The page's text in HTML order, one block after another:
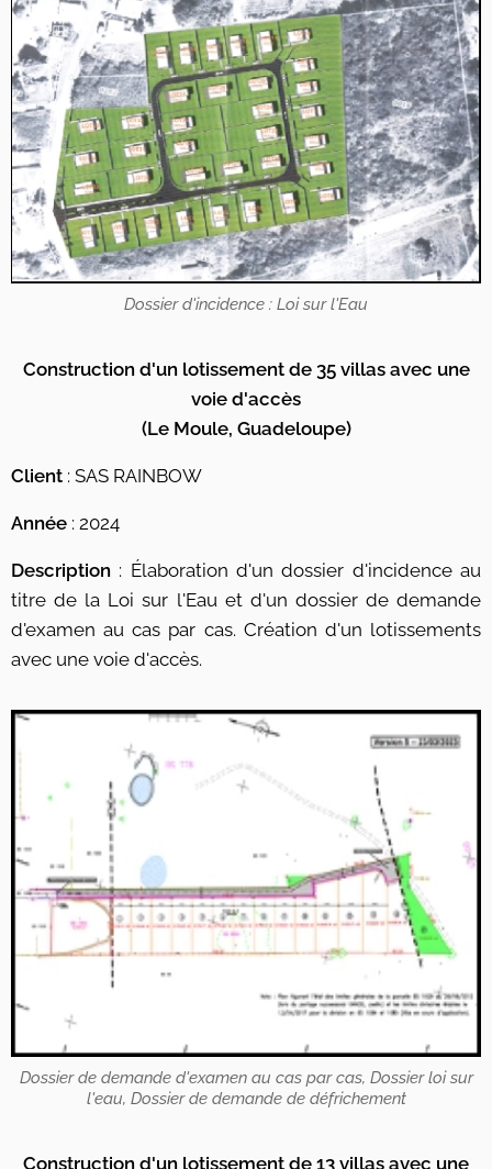
Dossier d'incidence : Loi sur l'Eau
Construction d'un lotissement de 35 villas avec une
voie d'accès
(Le Moule, Guadeloupe)
Client : SAS RAINBOW
Année : 2024
Description : Élaboration d'un dossier d'incidence au
titre de la Loi sur l'Eau et d'un dossier de demande
d'examen au cas par cas. Création d'un lotissements
avec une voie d'accès.
Dossier de demande d'examen au cas par cas, Dossier loi sur
l'eau, Dossier de demande de défrichement
Construction d'un lotissement de 13 villas avec une